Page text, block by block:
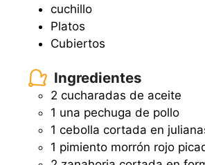
cuchillo
Platos
Cubiertos
Ingredientes
2 cucharadas de aceite
1 una pechuga de pollo
1 cebolla cortada en
1 pimiento morrón rojo